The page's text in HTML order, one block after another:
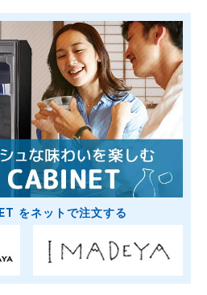
をネットで注文する